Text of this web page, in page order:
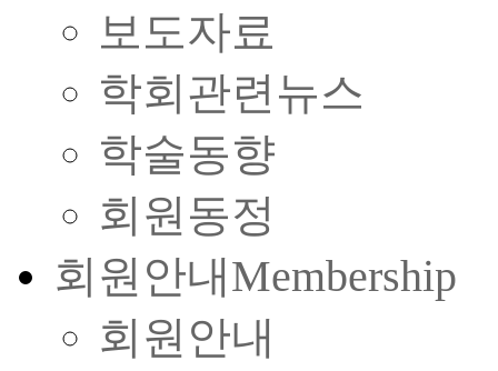
보도자료
학회관련뉴스
학술동향
회원동정
회원안내Membership
회원안내